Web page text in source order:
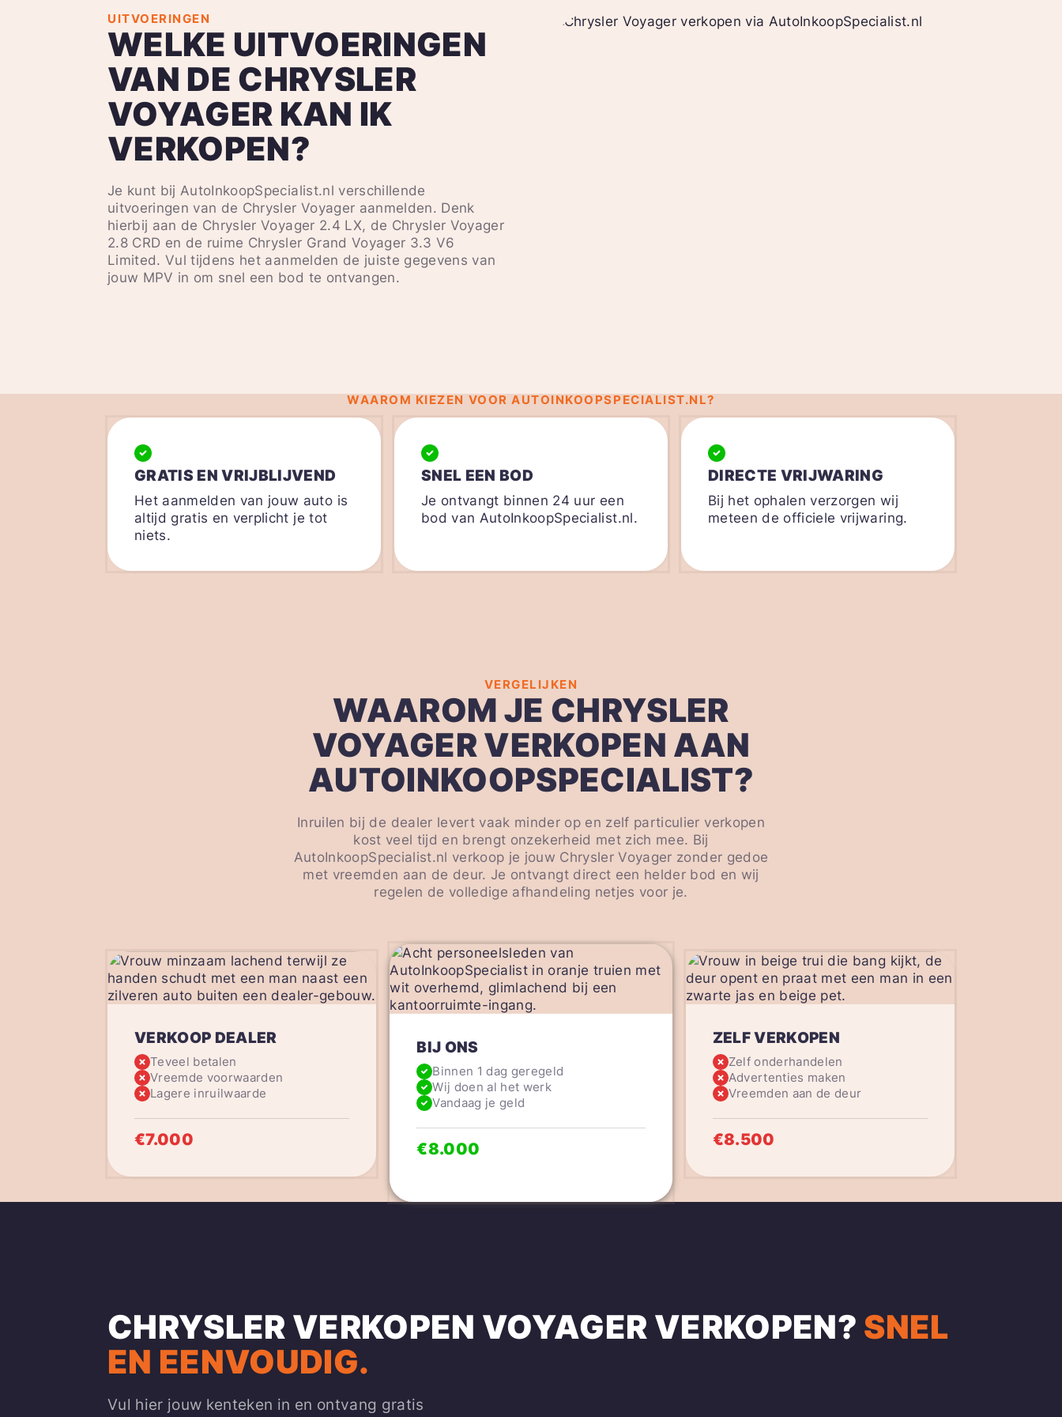
UITVOERINGEN
WELKE UITVOERINGEN
VAN DE CHRYSLER
VOYAGER KAN IK
VERKOPEN?
Je kunt bij AutoInkoopSpecialist.nl verschillende
uitvoeringen van de Chrysler Voyager aanmelden. Denk
hierbij aan de Chrysler Voyager 2.4 LX, de Chrysler Voyager
2.8 CRD en de ruime Chrysler Grand Voyager 3.3 V6
Limited. Vul tijdens het aanmelden de juiste gegevens van
jouw MPV in om snel een bod te ontvangen.
WAAROM KIEZEN VOOR AUTOINKOOPSPECIALIST.NL?
GRATIS EN VRIJBLIJVEND
Het aanmelden van jouw auto is
altijd gratis en verplicht je tot
niets.
SNEL EEN BOD
Je ontvangt binnen 24 uur een
bod van AutoInkoopSpecialist.nl.
DIRECTE VRIJWARING
Bij het ophalen verzorgen wij
meteen de officiele vrijwaring.
VERGELIJKEN
WAAROM JE CHRYSLER
VOYAGER VERKOPEN AAN
AUTOINKOOPSPECIALIST?
Inruilen bij de dealer levert vaak minder op en zelf particulier verkopen
kost veel tijd en brengt onzekerheid met zich mee. Bij
AutoInkoopSpecialist.nl verkoop je jouw Chrysler Voyager zonder gedoe
met vreemden aan de deur. Je ontvangt direct een helder bod en wij
regelen de volledige afhandeling netjes voor je.
VERKOOP DEALER
Teveel betalen
Vreemde voorwaarden
Lagere inruilwaarde
€7.000
BIJ ONS
Binnen 1 dag geregeld
Wij doen al het werk
Vandaag je geld
€8.000
ZELF VERKOPEN
Zelf onderhandelen
Advertenties maken
Vreemden aan de deur
€8.500
CHRYSLER VERKOPEN VOYAGER VERKOPEN? SNEL
EN EENVOUDIG.
Vul hier jouw kenteken in en ontvang gratis